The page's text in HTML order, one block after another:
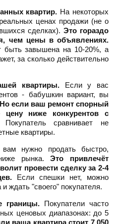
квартир. На некоторых
ценах продажи (не о
сделках). Это гораздо
чем цены в объявлениях.
быть завышена на 10-20%, а
за сколько действительно
квартиры. Если у вас
- бабушкин вариант, вы
Но если ваш ремонт спорный
цену ниже конкурентов с
сравнивает не
квартиры.
нужно продать быстро,
рынка.Это привлечёт
провести сделку за 2-4
Если спешки нет, можно
ждать "своего" покупателя.
границы. Покупатели часто
ценовых диапазонах: до 5